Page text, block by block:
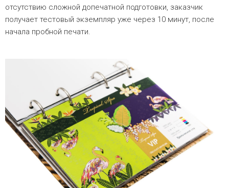
отсутствию сложной допечатной подготовки, заказчик
получает тестовый экземпляр уже через 10 минут, после
начала пробной печати.